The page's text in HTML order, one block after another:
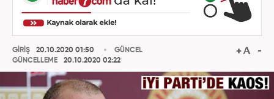
GİRİŞ
20.10.2020 01:50
GÜNCELLEME
20.10.2020 02:22
GÜNCEL